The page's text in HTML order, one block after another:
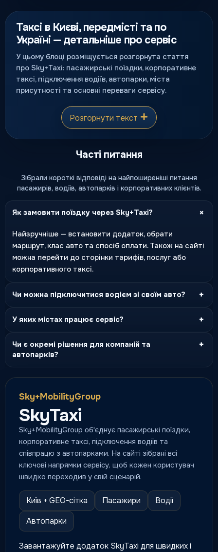
Таксі в Києві, передмісті та по
Україні — детальніше про сервіс
У цьому блоці розміщується розгорнута стаття
про Sky+Taxi: пасажирські поїздки, корпоративне
таксі, підключення водіїв, автопарки, міста
присутності та основні переваги сервісу.
Розгорнути текст
Часті питання
Зібрали короткі відповіді на найпоширеніші питання
пасажирів, водіїв, автопарків і корпоративних клієнтів.
Як замовити поїздку через Sky+Taxi? +
Найзручніше — встановити додаток, обрати
маршрут, клас авто та спосіб оплати. Також на сайті
можна перейти до сторінки тарифів, послуг або
корпоративного таксі.
Чи можна підключитися водієм зі своїм авто? +
У яких містах працює сервіс? +
Чи є окремі рішення для компаній та
автопарків?
+
Sky+MobilityGroup
SkyTaxi
Sky+MobilityGroup об'єднує пасажирські поїздки,
корпоративне таксі, підключення водіїв та
співпрацю з автопарками. На сайті зібрані всі
ключові напрямки сервісу, щоб кожен користувач
швидко переходив у свій сценарій.
Київ + GEO-сітка Пасажири
Водії
Автопарки
Завантажуйте додаток SkyTaxi для швидких і